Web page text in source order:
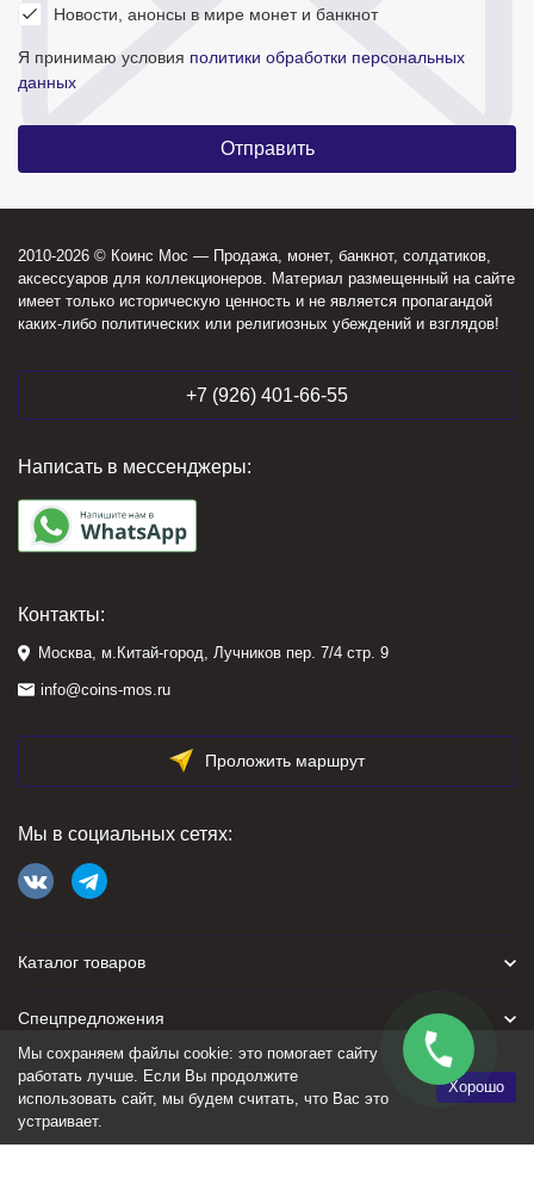
Новости, анонсы в мире монет и банкнот
Я принимаю условия политики обработки персональных
данных
2010-2026 © Коинс Мос — Продажа, монет, банкнот, солдатиков,
аксессуаров для коллекционеров. Материал размещенный на сайте
имеет только историческую ценность и не является пропагандой
каких-либо политических или религиозных убеждений и взглядов!
+7 (926) 401-66-55
Написать в мессенджеры:
Контакты:
Москва, м.Китай-город, Лучников пер. 7/4 стр. 9
info@coins-mos.ru
Проложить маршрут
Мы в социальных сетях:
Каталог товаров
Спецпредложения
Для покупателя
Политика персональных данных
Мы сохраняем файлы cookie: это помогает сайту
работать лучше. Если Вы продолжите
использовать сайт, мы будем считать, что Вас это
устраивает.
Хорошо